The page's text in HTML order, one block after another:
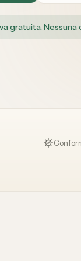
gratuita.